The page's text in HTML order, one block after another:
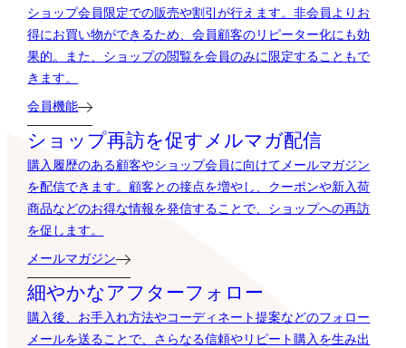
ショップ会員限定での販売や割引が行えます。非会員よりお
得にお買い物ができるため、会員顧客のリピーター化にも効
果的。また、ショップの閲覧を会員のみに限定することもで
きます。
会員機能
ショップ再訪を促すメルマガ配信
購入履歴のある顧客やショップ会員に向けてメールマガジン
を配信できます。顧客との接点を増やし、クーポンや新入荷
商品などのお得な情報を発信することで、ショップへの再訪
を促します。
メールマガジン
細やかなアフターフォロー
購入後、お手入れ方法やコーディネート提案などのフォロー
メールを送ることで、さらなる信頼やリピート購入を生み出